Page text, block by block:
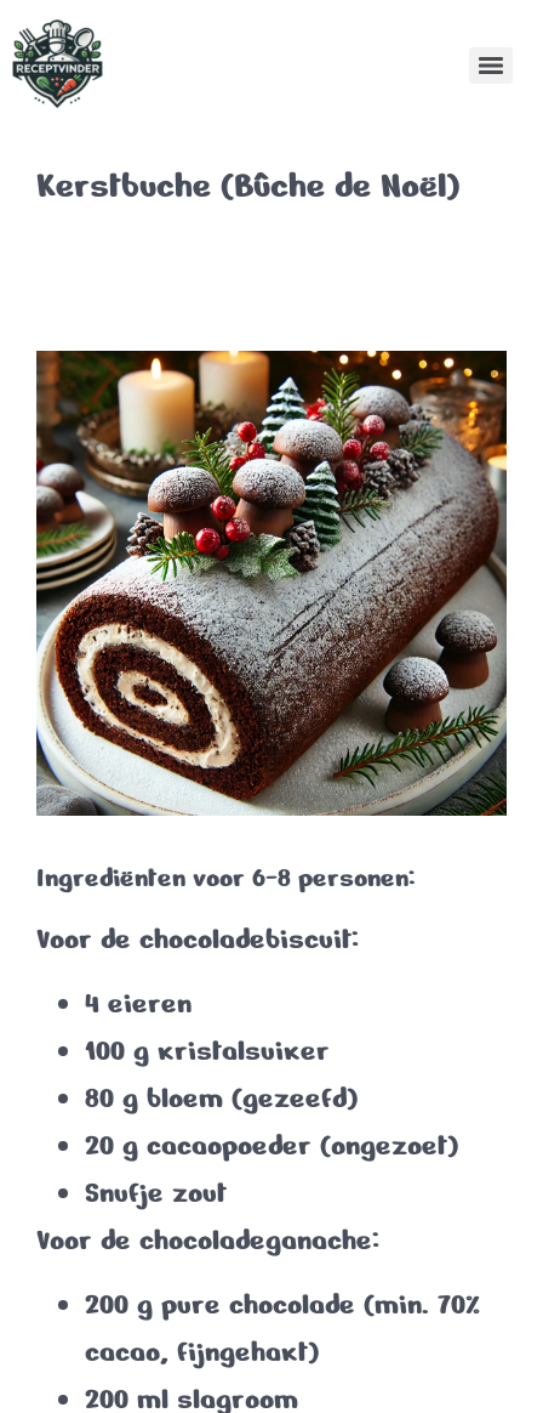
Kerstbuche (Bûche de Noël)
Ingrediënten voor 6-8 personen:
Voor de chocoladebiscuit:
4 eieren
100 g kristalsuiker
80 g bloem (gezeefd)
20 g cacaopoeder (ongezoet)
Snufje zout
Voor de chocoladeganache:
200 g pure chocolade (min. 70%
cacao, fijngehakt)
200 ml slagroom